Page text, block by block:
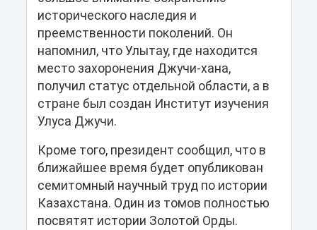
исторического наследия и
преемственности поколений. Он
напомнил, что Улытау, где находится
место захоронения Джучи-хана,
получил статус отдельной области, а в
стране был создан Институт изучения
Улуса Джучи.
Кроме того, президент сообщил, что в
ближайшее время будет опубликован
семитомный научный труд по истории
Казахстана. Один из томов полностью
посвятят истории Золотой Орды.